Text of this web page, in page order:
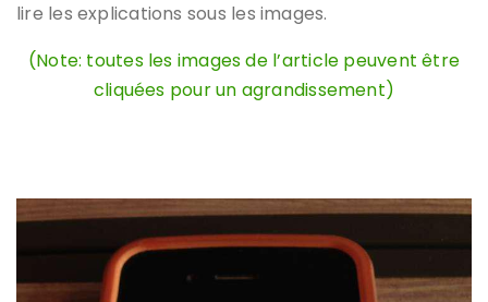
lire les explications sous les images.
(Note: toutes les images de l’article peuvent être
cliquées pour un agrandissement)